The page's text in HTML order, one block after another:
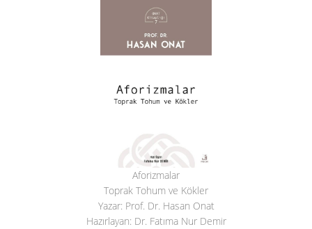
Aforizmalar
Toprak Tohum ve Kökler
Yazar: Prof. Dr. Hasan Onat
Hazırlayan: Dr. Fatıma Nur Demir